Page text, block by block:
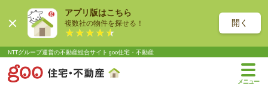
アプリ版はこちら
複数社の物件を探せる！ 開く
NTTグループ運営の不動産総合サイト goo住宅・不動産